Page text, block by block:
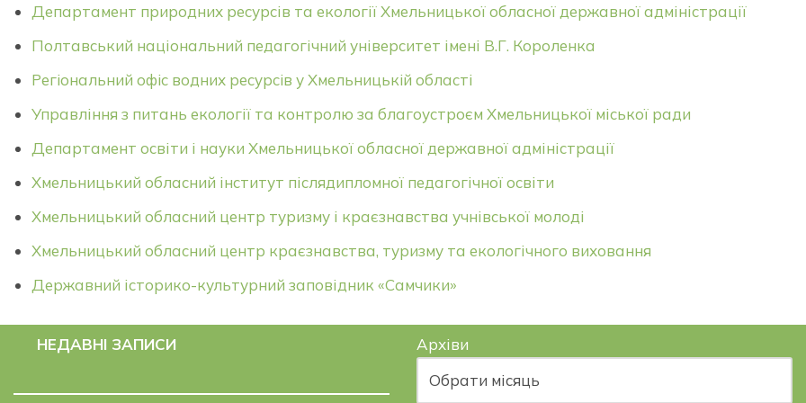
Департамент природних ресурсів та екології Хмельницької обласної державної адміністрації
Полтавський національний педагогічний університет імені В.Г. Короленка
Регiональний офiс водних pecypciв у Хмельницькiй областi
Управління з питань екології та контролю за благоустроєм Хмельницької міської ради
Департамент освіти і науки Хмельницької обласної державної адміністрації
Хмельницький обласний інститут післядипломної педагогічної освіти
Хмельницький обласний центр туризму і краєзнавства учнівської молоді
Хмельницький обласний центр краєзнавства, туризму та екологічного виховання
Державний історико-культурний заповідник «Самчики»
НЕДАВНІ ЗАПИСИ Архіви